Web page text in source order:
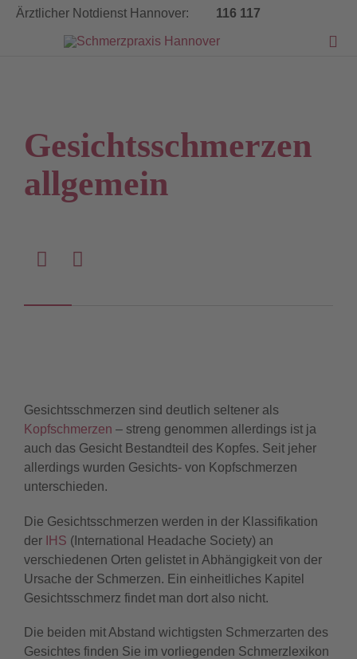
Ärztlicher Notdienst Hannover: 116 117

Gesichtsschmerzen
allgemein
 
Gesichtsschmerzen sind deutlich seltener als
Kopfschmerzen – streng genommen allerdings ist ja
auch das Gesicht Bestandteil des Kopfes. Seit jeher
allerdings wurden Gesichts- von Kopfschmerzen
unterschieden.
Die Gesichtsschmerzen werden in der Klassifikation
der
IHS (International Headache Society) an
verschiedenen Orten gelistet in Abhängigkeit von der
Ursache der Schmerzen. Ein einheitliches Kapitel
Gesichtsschmerz findet man dort also nicht.
Die beiden mit Abstand wichtigsten Schmerzarten des
Gesichtes finden Sie im vorliegenden Schmerzlexikon